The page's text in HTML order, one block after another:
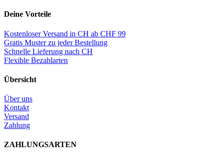
Deine Vorteile
Kostenloser Versand in CH ab CHF 99
Gratis Muster zu jeder Bestellung
Schnelle Lieferung nach CH
Flexible Bezahlarten
Übersicht
Über uns
Kontakt
Versand
Zahlung
ZAHLUNGSARTEN